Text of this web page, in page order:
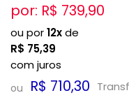
por: R$ 739,90
ou por12xde
R$ 75,39
com juros
ou R$ 710,30